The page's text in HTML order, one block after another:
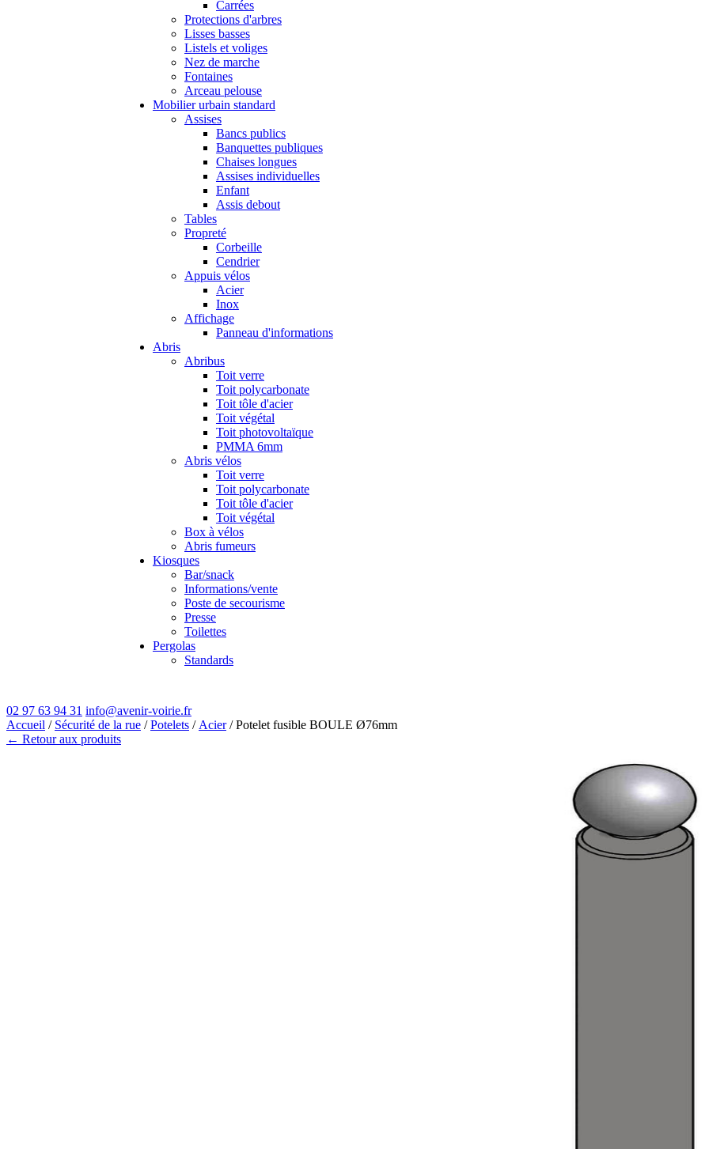
Carrées
Protections d'arbres
Lisses basses
Listels et voliges
Nez de marche
Fontaines
Arceau pelouse
Mobilier urbain standard
Assises
Bancs publics
Banquettes publiques
Chaises longues
Assises individuelles
Enfant
Assis debout
Tables
Propreté
Corbeille
Cendrier
Appuis vélos
Acier
Inox
Affichage
Panneau d'informations
Abris
Abribus
Toit verre
Toit polycarbonate
Toit tôle d'acier
Toit végétal
Toit photovoltaïque
PMMA 6mm
Abris vélos
Toit verre
Toit polycarbonate
Toit tôle d'acier
Toit végétal
Box à vélos
Abris fumeurs
Kiosques
Bar/snack
Informations/vente
Poste de secourisme
Presse
Toilettes
Pergolas
Standards
02 97 63 94 31 info@avenir-voirie.fr
Accueil / Sécurité de la rue /Potelets / Acier/ Potelet fusible BOULE Ø76mm
← Retour aux produits